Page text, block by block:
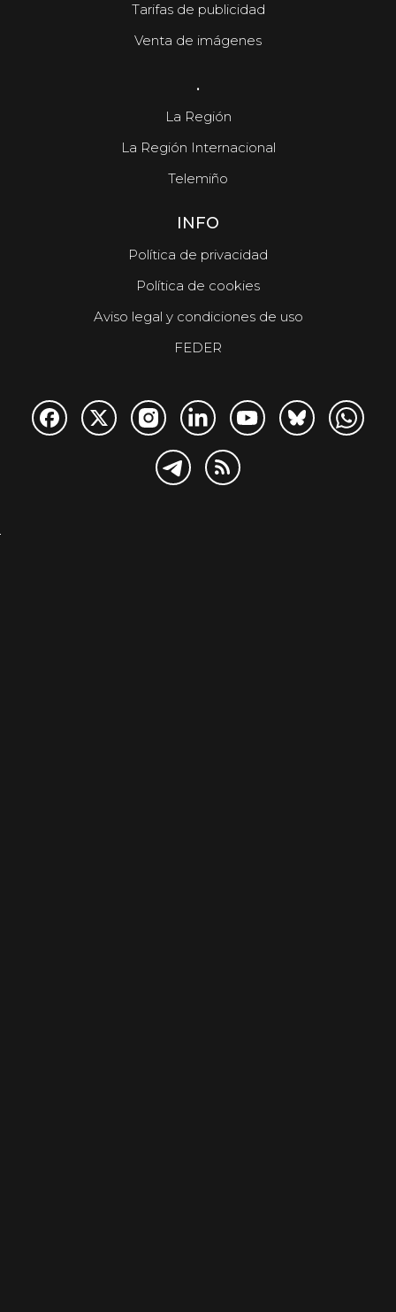
Tarifas de publicidad
Venta de imágenes
.
La Región
La Región Internacional
Telemiño
INFO
Política de privacidad
Política de cookies
Aviso legal y condiciones de uso
FEDER